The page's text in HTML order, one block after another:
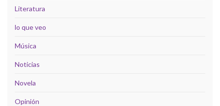
Literatura
lo que veo
Música
Noticias
Novela
Opinión